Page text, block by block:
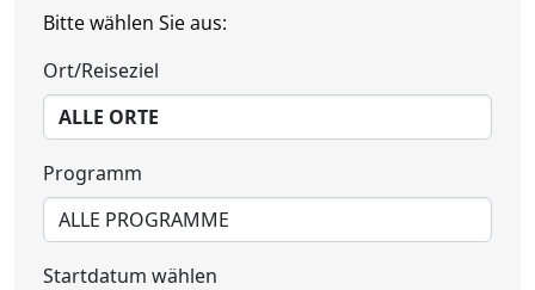
Bitte wählen Sie aus:
Ort/Reiseziel
Programm
Startdatum wählen